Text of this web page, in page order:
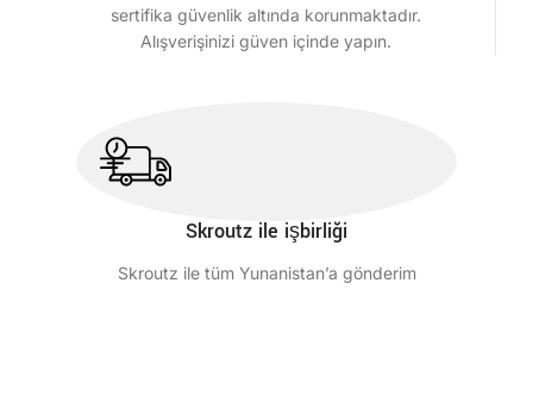
sertifika güvenlik altında korunmaktadır.
Alışverişinizi güven içinde yapın.
Skroutz ile işbirliği
Skroutz ile tüm Yunanistan’a gönderim